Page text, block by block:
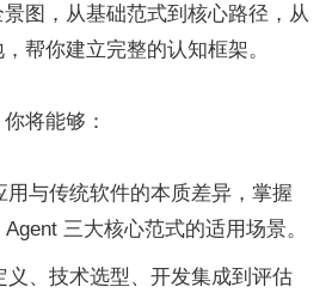
图，从基础范式到核心路径，从
帮你建立完整的认知框架。
将能够：
用与传统软件的本质差异，掌握
三大核心范式的适用场景。
义、技术选型、开发集成到评估